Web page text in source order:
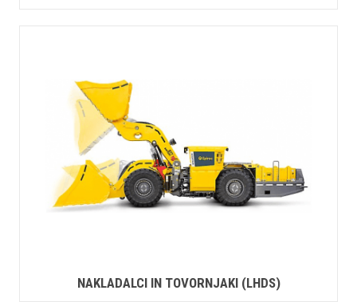
NAKLADALCI IN TOVORNJAKI (LHDS)